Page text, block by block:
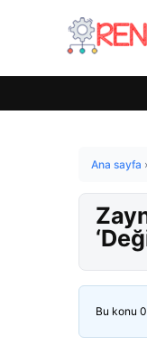
Ana sayfa ›
Bu konu